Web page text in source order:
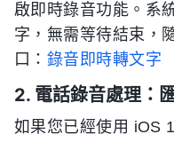
啟即時錄音功能。系
字，無需等待結束，
口： 錄音即時轉文字
2. 電話錄音處理：
如果您已經使用 iOS